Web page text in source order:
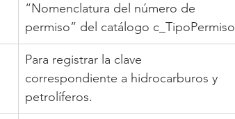
“Nomenclatura del número de
permiso” del catálogo c_TipoPermiso
Para registrar la clave
correspondiente a hidrocarburos y
petrolíferos.